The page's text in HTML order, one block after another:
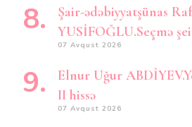
Şair-ədəbiyyatşünas
YUSİFOĞLU.Seçmə
07 Avqust 2026
Elnur Uğur
II hissə
07 Avqust 2026